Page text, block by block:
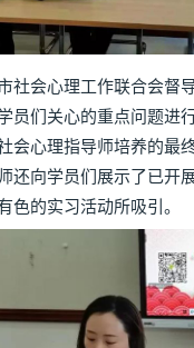
会心理工作联合会督导
员们关心的重点问题进
会心理指导师培养的最
还向学员们展示了已开
色的实习活动所吸引。